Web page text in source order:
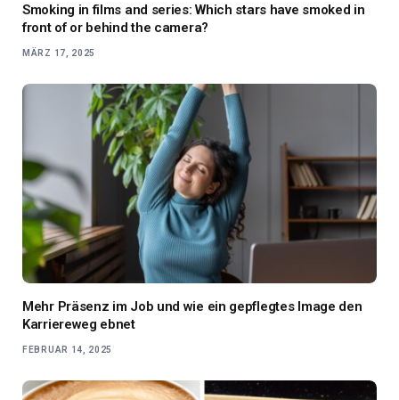
Smoking in films and series: Which stars have smoked in
front of or behind the camera?
MÄRZ 17, 2025
Mehr Präsenz im Job und wie ein gepflegtes Image den
Karriereweg ebnet
FEBRUAR 14, 2025